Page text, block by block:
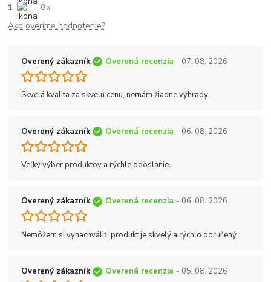
1 0 x
Ako overíme hodnotenie?
Overený zákazník Overená recenzia - 07. 08. 2026
Skvelá kvalita za skvelú cenu, nemám žiadne výhrady.
Overený zákazník Overená recenzia - 06. 08. 2026
Veľký výber produktov a rýchle odoslanie.
Overený zákazník Overená recenzia - 06. 08. 2026
Nemôžem si vynachváliť, produkt je skvelý a rýchlo doručený.
Overený zákazník Overená recenzia - 05. 08. 2026